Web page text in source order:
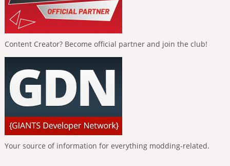
Content Creator? Become official partner and join the club!
Your source of information for everything modding-related.